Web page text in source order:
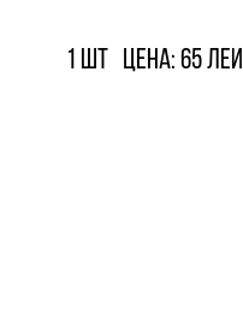
1 шт Цена: 65 леи